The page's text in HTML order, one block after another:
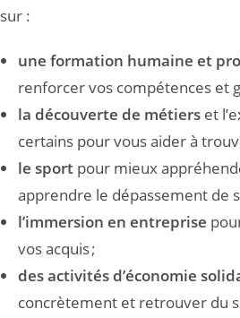
sur :
une formation humaine et
renforcer vos compétences et
la découverte de métiers et
certains pour vous aider à
le sport pour mieux
apprendre le dépassement de
l’immersion en entreprise
vos acquis ;
des activités d’économie
concrètement et retrouver du